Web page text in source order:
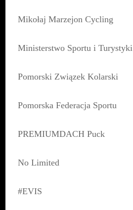
Mikołaj Marzejon Cycling
Ministerstwo Sportu i Turystyki
Pomorski Związek Kolarski
Pomorska Federacja Sportu
PREMIUMDACH Puck
No Limited
#EVIS